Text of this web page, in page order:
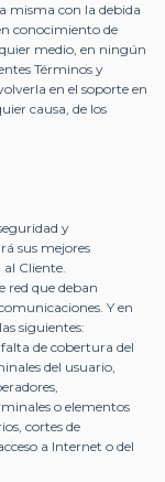
misma con la debida
conocimiento de
medio, en ningún
Términos y
en el soporte en
causa, de los
y
sus mejores
Cliente.
red que deban
Y en
siguientes:
de cobertura del
del usuario,
o elementos
cortes de
a Internet o del